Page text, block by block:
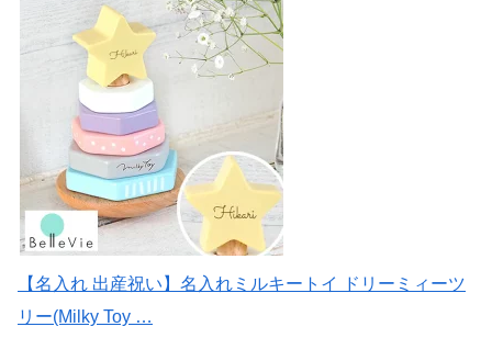
【名入れ 出産祝い】名入れミルキートイ ドリーミィーツ
リー(Milky Toy …